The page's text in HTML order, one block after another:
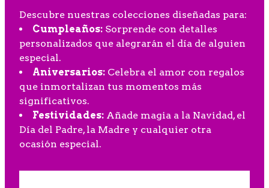
Descubre nuestras colecciones diseñadas para:
Cumpleaños: Sorprende con detalles
personalizados que alegrarán el día de alguien
especial.
Aniversarios: Celebra el amor con regalos
que inmortalizan tus momentos más
significativos.
Festividades: Añade magia a la Navidad, el
Día del Padre, la Madre y cualquier otra
ocasión especial.